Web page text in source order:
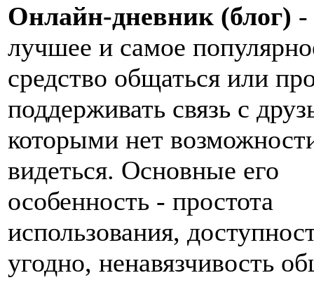
Онлайн-дневник (блог) -
лучшее и самое
средство общаться или
поддерживать связь с
которыми нет
видеться. Основные его
особенность - простота
использования,
угодно, ненавязчивость